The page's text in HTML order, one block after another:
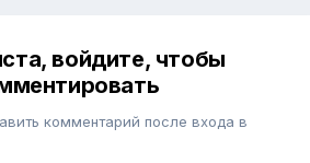
войдите, чтобы
комментарий после входа в